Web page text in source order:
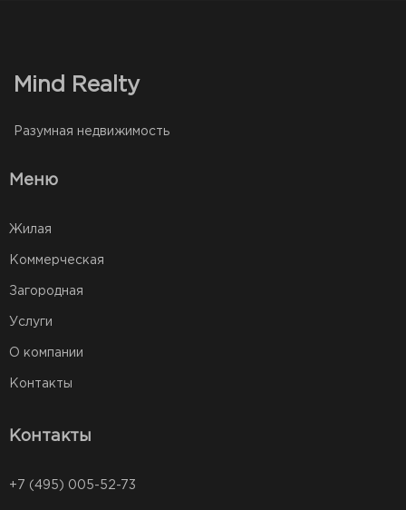
Mind Realty
Разумная недвижимость
Меню
Жилая
Коммерческая
Загородная
Услуги
О компании
Контакты
Контакты
+7 (495) 005-52-73